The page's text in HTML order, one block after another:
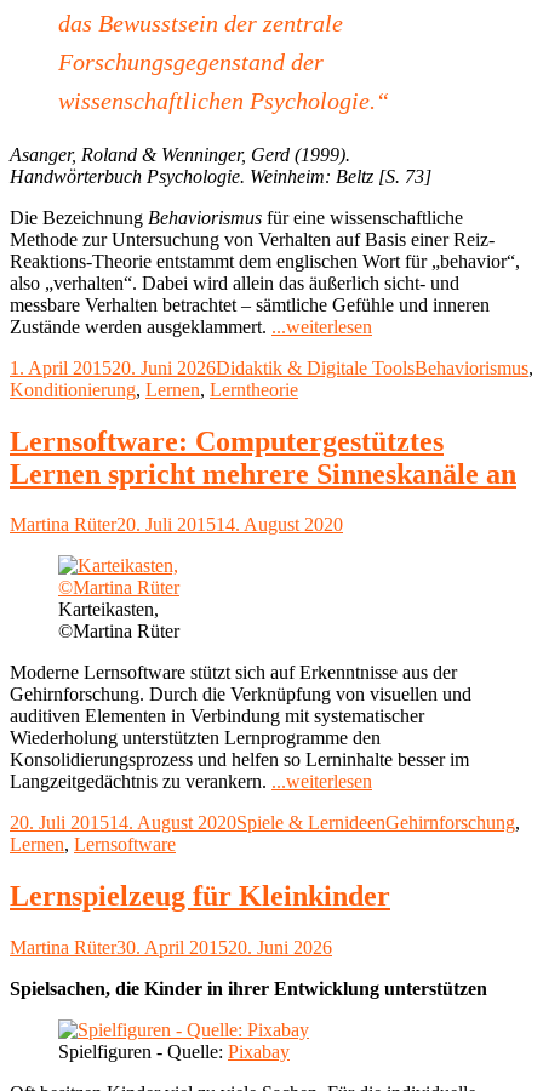
das Bewusstsein der zentrale
Forschungsgegenstand der
wissenschaftlichen Psychologie.“
Asanger, Roland & Wenninger, Gerd (1999).
Handwörterbuch Psychologie. Weinheim: Beltz [S. 73]
Die Bezeichnung Behaviorismus für eine wissenschaftliche
Methode zur Untersuchung von Verhalten auf Basis einer Reiz-
Reaktions-Theorie entstammt dem englischen Wort für „behavior“,
also „verhalten“. Dabei wird allein das äußerlich sicht- und
messbare Verhalten betrachtet – sämtliche Gefühle und inneren
Zustände werden ausgeklammert. ...weiterlesen
Behaviorismus
Veröffentlicht
am
1. April 201520. Juni 2026Kategorien
Didaktik & Digitale ToolsSchlagwörter
Behaviorismus,
Konditionierung, Lernen, Lerntheorie
Lernsoftware: Computergestütztes
Lernen spricht mehrere Sinneskanäle an
Autor
Martina RüterVeröffentlicht
20. Juli 201514. August 2020
Karteikasten,
©Martina Rüter
Moderne Lernsoftware stützt sich auf Erkenntnisse aus der
Gehirnforschung. Durch die Verknüpfung von visuellen und
auditiven Elementen in Verbindung mit systematischer
Wiederholung unterstützten Lernprogramme den
Konsolidierungsprozess und helfen so Lerninhalte besser im
Langzeitgedächtnis zu verankern. ...weiterlesen
Lernen
Sinneskanäle
an"
Veröffentlicht
am
20. Juli 201514. August 2020Kategorien
Spiele & LernideenSchlagwörter
Gehirnforschung,
Lernen, Lernsoftware
Lernspielzeug für Kleinkinder
Autor
Martina RüterVeröffentlicht
30. April 201520. Juni 2026
Spielsachen, die Kinder in ihrer Entwicklung unterstützen
Spielfiguren - Quelle: Pixabay